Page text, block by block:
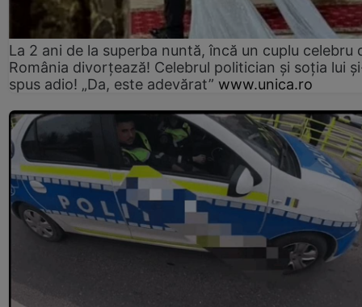
La 2 ani de la superba nuntă, încă un cuplu celebru
România divorțează! Celebrul politician și soția lui
spus adio! „Da, este adevărat” www.unica.ro